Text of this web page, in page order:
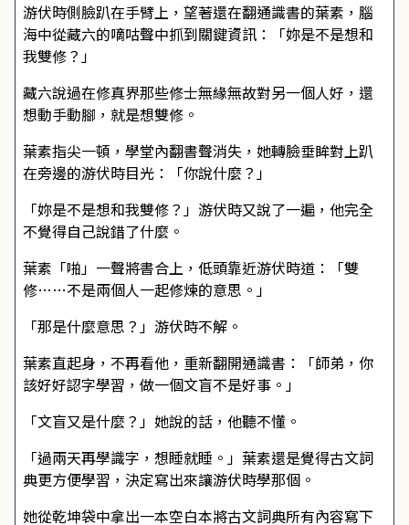
游伏時側臉趴在手臂上，望著還在翻通識書的葉素，腦
海中從藏六的嘀咕聲中抓到關鍵資訊：「妳是不是想和
我雙修？」
藏六說過在修真界那些修士無緣無故對另一個人好，還
想動手動腳，就是想雙修。
葉素指尖一頓，學堂內翻書聲消失，她轉臉垂眸對上趴
在旁邊的游伏時目光：「你說什麼？」
「妳是不是想和我雙修？」游伏時又說了一遍，他完全
不覺得自己說錯了什麼。
葉素「啪」一聲將書合上，低頭靠近游伏時道：「雙
修……不是兩個人一起修煉的意思。」
「那是什麼意思？」游伏時不解。
葉素直起身，不再看他，重新翻開通識書：「師弟，你
該好好認字學習，做一個文盲不是好事。」
「文盲又是什麼？」她說的話，他聽不懂。
「過兩天再學識字，想睡就睡。」葉素還是覺得古文詞
典更方便學習，決定寫出來讓游伏時學那個。
她從乾坤袋中拿出一本空白本將古文詞典所有內容寫下